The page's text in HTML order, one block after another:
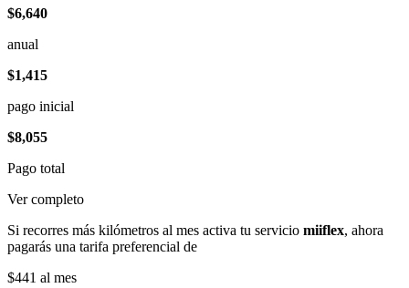
$6,640
anual
$1,415
pago inicial
$8,055
Pago total
Ver completo
Si recorres más kilómetros al mes activa tu servicio miiflex, ahora
pagarás una tarifa preferencial de
$441 al mes